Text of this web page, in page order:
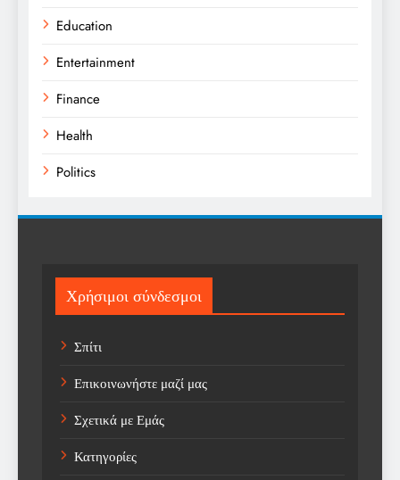
Education
Entertainment
Finance
Health
Politics
Sport
Sports
Technology
Trending
Weather
Αγορά
Χρήσιμοι σύνδεσμοι
Σπίτι
Επικοινωνήστε μαζί μας
Σχετικά με Εμάς
Κατηγορίες